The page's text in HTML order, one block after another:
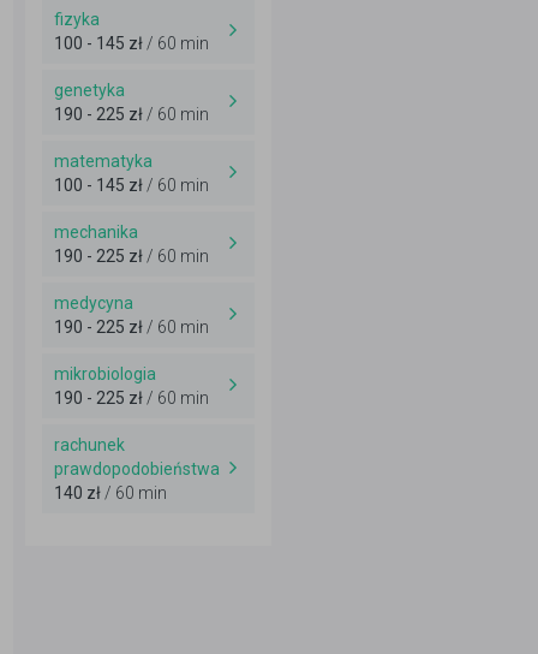
fizyka
100 - 145 zł / 60 min
genetyka
190 - 225 zł / 60 min
matematyka
100 - 145 zł / 60 min
mechanika
190 - 225 zł / 60 min
medycyna
190 - 225 zł / 60 min
mikrobiologia
190 - 225 zł / 60 min
rachunek
prawdopodobieństwa
140 zł / 60 min